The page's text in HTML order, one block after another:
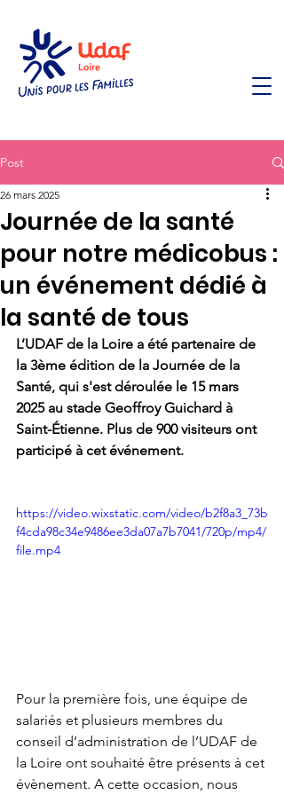
Post
Journée de la santé
pour notre médicobus :
un événement dédié à
la santé de tous
26 mars 2025
L’UDAF de la Loire a été partenaire de
la 3ème édition de la Journée de la
Santé, qui s'est déroulée le 15 mars
2025 au stade Geoffroy Guichard à
Saint-Étienne. Plus de 900 visiteurs ont
participé à cet événement.
https://video.wixstatic.com/video/b2f8a3_73b
f4cda98c34e9486ee3da07a7b7041/720p/mp4/
file.mp4
Pour la première fois, une équipe de
salariés et plusieurs membres du
conseil d’administration de l’UDAF de
la Loire ont souhaité être présents à cet
évènement. A cette occasion, nous